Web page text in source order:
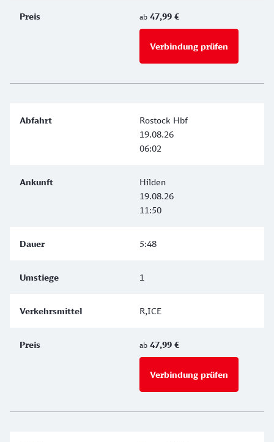
ab 47,99 €
Verbindung prüfen
Rostock Hbf
19.08.26
06:02
Hilden
19.08.26
11:50
5:48
1
R,ICE
ab 47,99 €
Verbindung prüfen